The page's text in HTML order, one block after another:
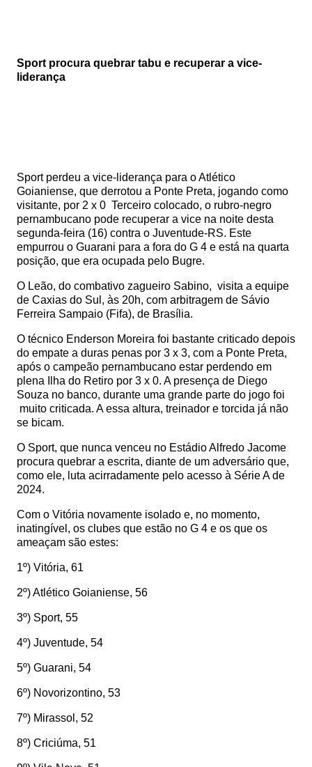
Sport procura quebrar tabu e recuperar a vice-
liderança
Sport perdeu a vice-liderança para o Atlético
Goianiense, que derrotou a Ponte Preta, jogando como
visitante, por 2 x 0 Terceiro colocado, o rubro-negro
pernambucano pode recuperar a vice na noite desta
segunda-feira (16) contra o Juventude-RS. Este
empurrou o Guarani para a fora do G 4 e está na quarta
posição, que era ocupada pelo Bugre.
O Leão, do combativo zagueiro Sabino, visita a equipe
de Caxias do Sul, às 20h, com arbitragem de Sávio
Ferreira Sampaio (Fifa), de Brasília.
O técnico Enderson Moreira foi bastante criticado depois
do empate a duras penas por 3 x 3, com a Ponte Preta,
após o campeão pernambucano estar perdendo em
plena Ilha do Retiro por 3 x 0. A presença de Diego
Souza no banco, durante uma grande parte do jogo foi
muito criticada. A essa altura, treinador e torcida já não
se bicam.
O Sport, que nunca venceu no Estádio Alfredo Jacome
procura quebrar a escrita, diante de um adversário que,
como ele, luta acirradamente pelo acesso à Série A de
2024.
Com o Vitória novamente isolado e, no momento,
inatingível, os clubes que estão no G 4 e os que os
ameaçam são estes:
1º) Vitória, 61
2º) Atlético Goianiense, 56
3º) Sport, 55
4º) Juventude, 54
5º) Guarani, 54
6º) Novorizontino, 53
7º) Mirassol, 52
8º) Criciúma, 51